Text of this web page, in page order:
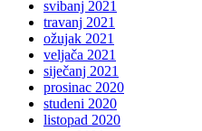
svibanj 2021
travanj 2021
ožujak 2021
veljača 2021
siječanj 2021
prosinac 2020
studeni 2020
listopad 2020